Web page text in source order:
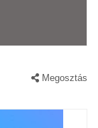
Megosztás